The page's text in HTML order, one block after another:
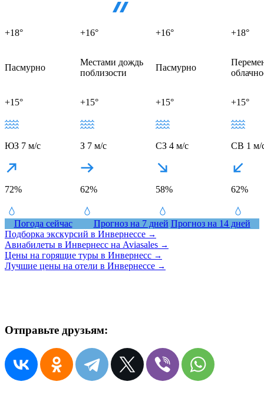
+18° +16° +16° +18°
Пасмурно
Местами дождь
поблизости
Пасмурно
+15°
ЮЗ 7 м/с
72%
+15°
З 7 м/с
62%
+15°
СЗ 4 м/с
58%
+15°
СВ 1 м/
62%
Погода сейчас Прогноз на 7 дней Прогноз на 14 дней
Подборка экскурсий в Инвернессе →
Авиабилеты в Инвернесс на Aviasales →
Цены на горящие туры в Инвернесс →
Лучшие цены на отели в Инвернессе →
Отправьте друзьям: